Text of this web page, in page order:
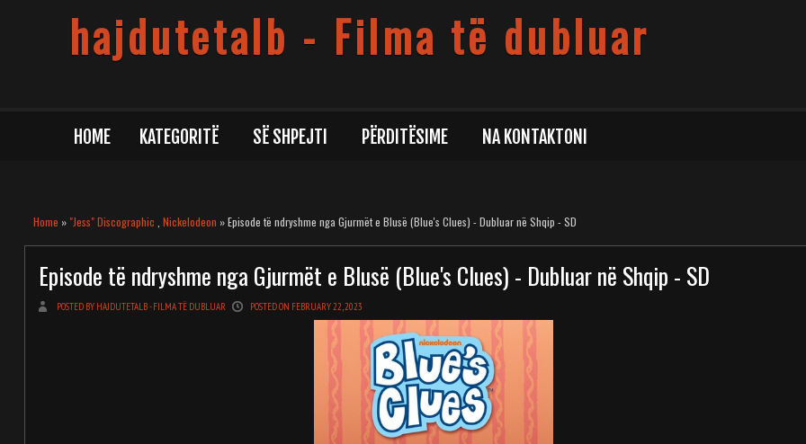
hajdutetalb - Filma të dubluar
HOME KATEGORITË SË SHPEJTI PËRDITËSIME NA KONTAKTONI
Home » "Jess" Discographic Nickelodeon » Episode të ndryshme nga Gjurmët e Blusë (Blue's Clues) - Dubluar në Shqip - SD
Episode të ndryshme nga Gjurmët e Blusë (Blue's Clues) - Dubluar në Shqip - SD
POSTED BY HAJDUTETALB - FILMA TË DUBLUAR POSTED ON FEBRUARY 22, 2023